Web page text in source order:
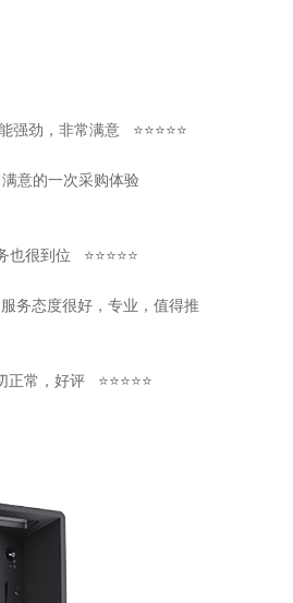
劲，非常满意 ⭐⭐⭐⭐⭐
意的一次采购体验
很到位 ⭐⭐⭐⭐⭐
务态度很好，专业，值得推
常，好评 ⭐⭐⭐⭐⭐